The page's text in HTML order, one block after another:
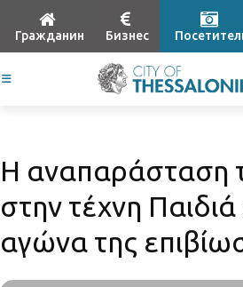
Гражданин Бизнес
Η αναπαράσταση
στην τέχνη
αγώνα της